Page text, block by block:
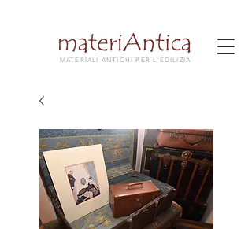
MATERIALI ANTICHI PER L'EDILIZIA